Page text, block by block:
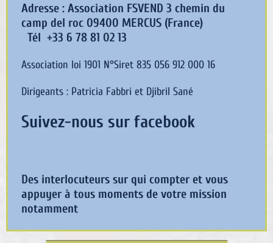
Adresse : Association FSVEND 3 chemin du
camp del roc 09400 MERCUS (France)
Tél +33 6 78 81 02 13
Association loi 1901 N°Siret 835 056 912 000 16
Dirigeants : Patricia Fabbri et Djibril Sané
Suivez-nous sur facebook
Des interlocuteurs sur qui compter et vous
appuyer à tous moments de votre mission
notamment